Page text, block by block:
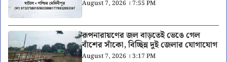
August 7, 2026 । 7:55 PM
রূপনারায়ণের জল বাড়তেই ভেঙে গেল
বাঁশের সাঁকো, বিচ্ছিন্ন দুই জেলার যোগাযোগ
August 7, 2026 । 3:17 PM